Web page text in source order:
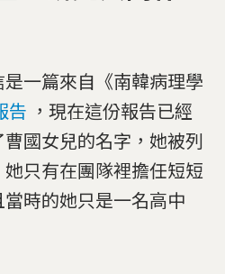
一篇來自《南韓病理學
告 ，現在這份報告已經
國女兒的名字，她被列
只有在團隊裡擔任短短
時的她只是一名高中